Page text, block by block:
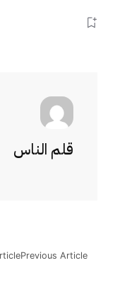
قلم الناس
Previous Article